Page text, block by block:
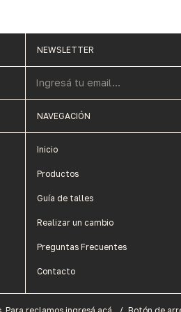
NEWSLETTER
NAVEGACIÓN
Inicio
Productos
Guía de talles
Realizar un cambio
Preguntas Frecuentes
Contacto